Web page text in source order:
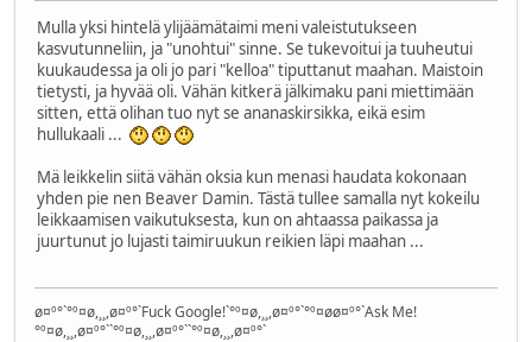
Mulla yksi hintelä ylijäämätaimi meni valeistutukseen
kasvutunneliin, ja "unohtui" sinne. Se tukevoitui ja tuuheutui
kuukaudessa ja oli jo pari "kelloa" tiputtanut maahan. Maistoin
tietysti, ja hyvää oli. Vähän kitkerä jälkimaku pani miettimään
sitten, että olihan tuo nyt se ananaskirsikka, eikä esim
hullukaali ...
Mä leikkelin siitä vähän oksia kun menasi haudata kokonaan
yhden pie nen Beaver Damin. Tästä tullee samalla nyt kokeilu
leikkaamisen vaikutuksesta, kun on ahtaassa paikassa ja
juurtunut jo lujasti taimiruukun reikien läpi maahan ...
ø¤º°`°º¤ø,¸¸,ø¤º°`Fuck Google!`°º¤ø,¸¸,ø¤º°`°º¤øø¤º°`Ask Me!
°º¤ø,¸¸,ø¤º°``°º¤ø,¸¸,ø¤º°``°º¤ø,¸¸,ø¤º°`